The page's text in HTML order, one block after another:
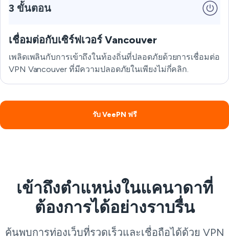
3 ขั้นตอน
เชื่อมต่อกับเซิร์ฟเวอร์ Vancouver
เพลิดเพลินกับการเข้าถึงในท้องถิ่นที่ปลอดภัยด้วยการเชื่อมต่อ
VPN Vancouver ที่มีความปลอดภัยในเพียงไม่กี่คลิก.
รับ VeePN ฟรี
เข้าถึงตำแหน่งในแคนาดาที่
ต้องการได้อย่างราบรื่น
ค้นพบการท่องเว็บที่รวดเร็วและเชื่อถือได้ด้วย VPN